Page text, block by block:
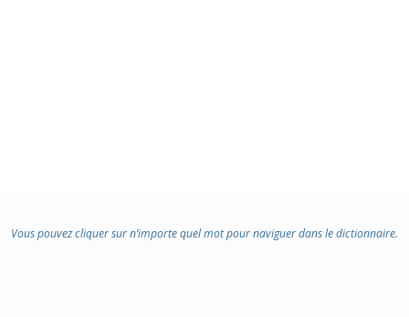
Vous pouvez cliquer sur n’importe quel mot pour naviguer dans le dictionnaire.